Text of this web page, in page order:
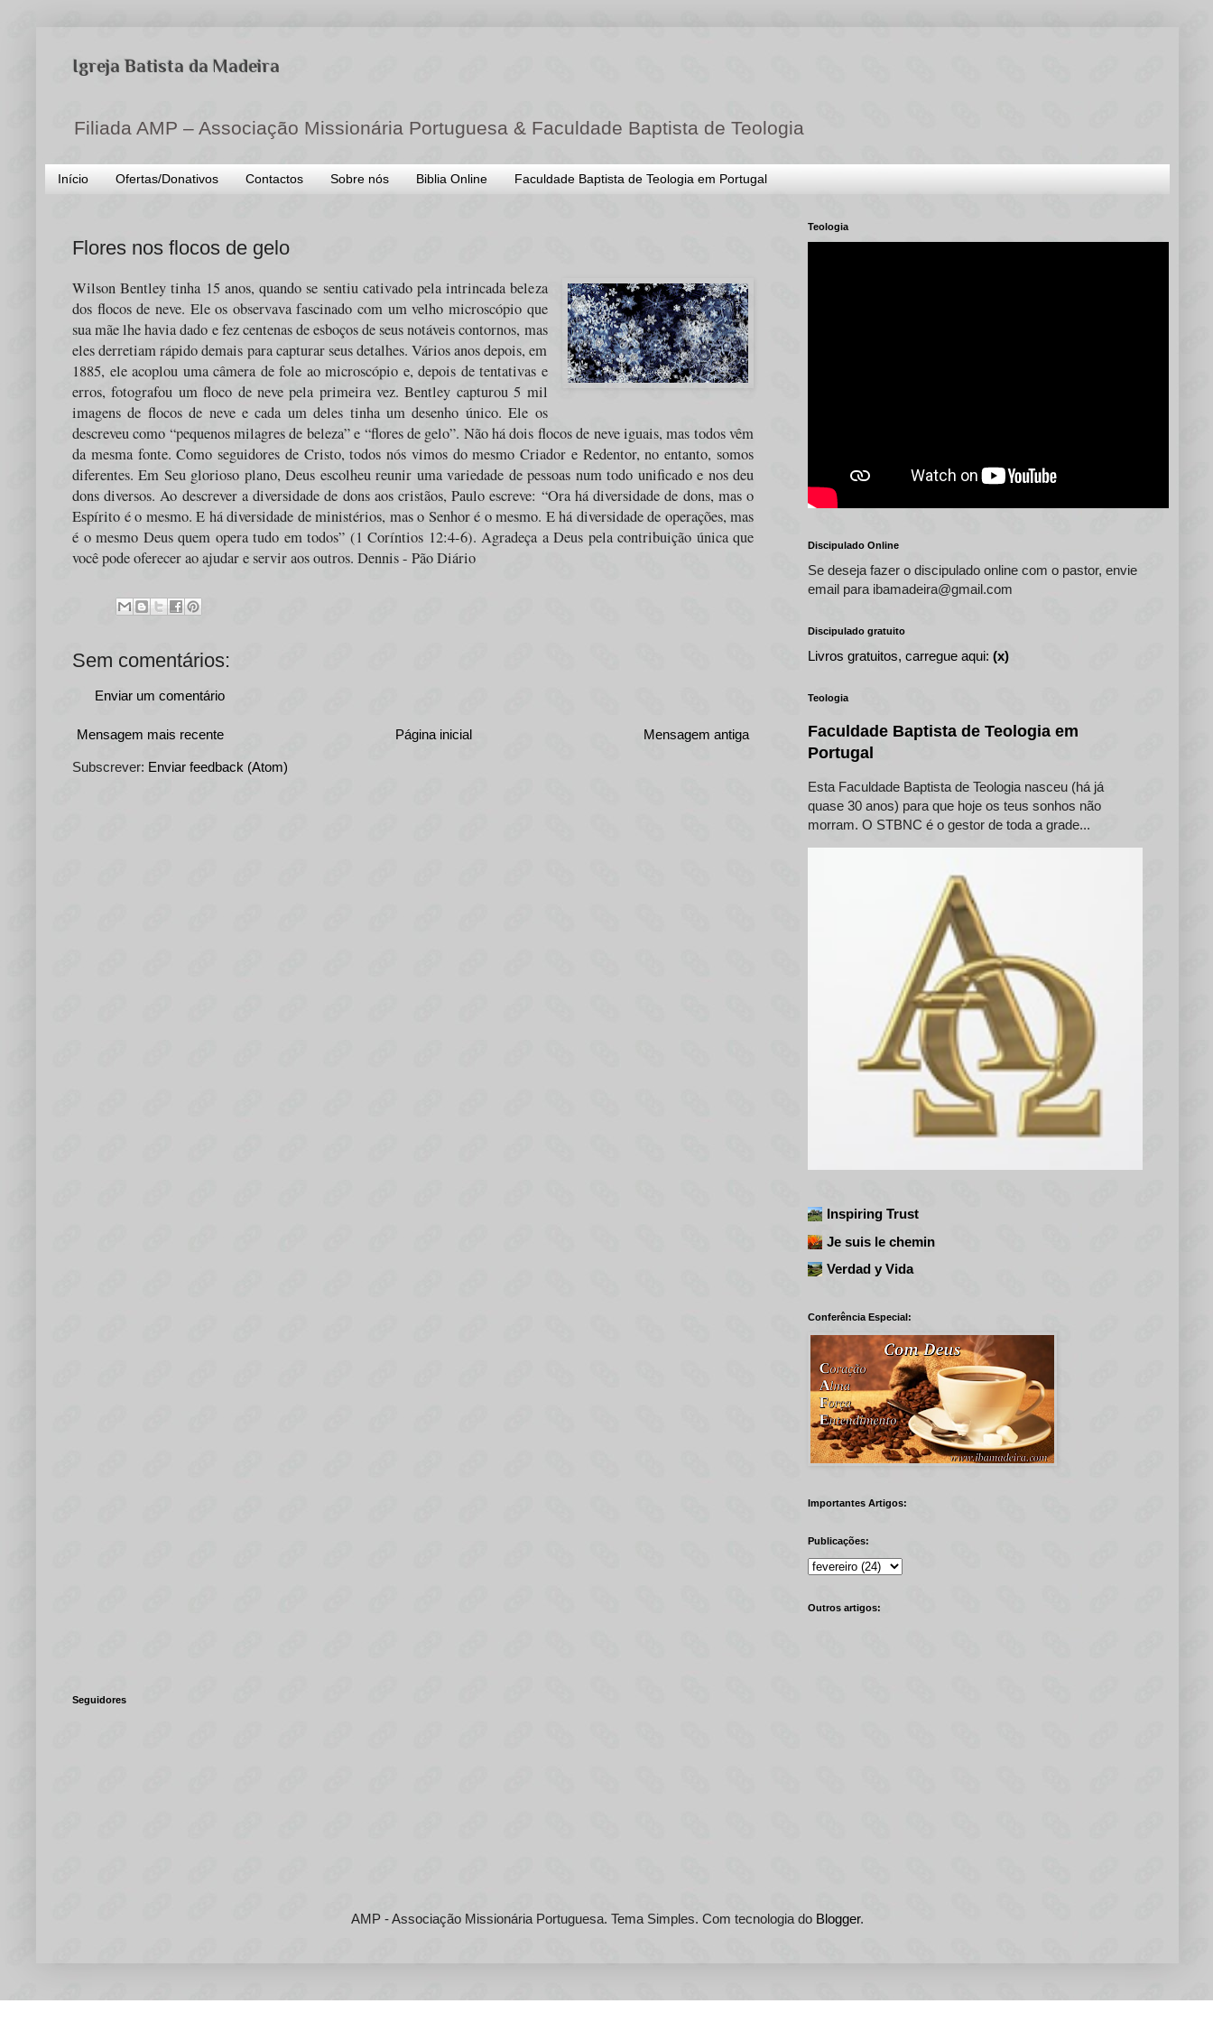
Igreja Batista da Madeira
Filiada AMP – Associação Missionária Portuguesa & Faculdade Baptista de Teologia
Início Ofertas/Donativos Contactos Sobre nós Biblia Online Faculdade Baptista de Teologia em Portugal
Flores nos flocos de gelo
Wilson Bentley tinha 15 anos, quando se sentiu cativado pela intrincada beleza
dos flocos de neve. Ele os observava fascinado com um velho microscópio que
sua mãe lhe havia dado e fez centenas de esboços de seus notáveis contornos, mas
eles derretiam rápido demais para capturar seus detalhes. Vários anos depois, em
1885, ele acoplou uma câmera de fole ao microscópio e, depois de tentativas e
erros, fotografou um floco de neve pela primeira vez. Bentley capturou 5 mil
imagens de flocos de neve e cada um deles tinha um desenho único. Ele os
descreveu como “pequenos milagres de beleza” e “flores de gelo”. Não há dois flocos de neve iguais, mas todos vêm
da mesma fonte. Como seguidores de Cristo, todos nós vimos do mesmo Criador e Redentor, no entanto, somos
diferentes. Em Seu glorioso plano, Deus escolheu reunir uma variedade de pessoas num todo unificado e nos deu
dons diversos. Ao descrever a diversidade de dons aos cristãos, Paulo escreve: “Ora há diversidade de dons, mas o
Espírito é o mesmo. E há diversidade de ministérios, mas o Senhor é o mesmo. E há diversidade de operações, mas
é o mesmo Deus quem opera tudo em todos” (1 Coríntios 12:4-6). Agradeça a Deus pela contribuição única que
você pode oferecer ao ajudar e servir aos outros. Dennis - Pão Diário
Sem comentários:
Enviar um comentário
Mensagem mais recente Mensagem antiga
Página inicial
Subscrever: Enviar feedback (Atom)
Teologia
Discipulado Online
Se deseja fazer o discipulado online com o pastor, envie
email para ibamadeira@gmail.com
Discipulado gratuito
Livros gratuitos, carregue aqui: (x)
Teologia
Faculdade Baptista de Teologia em
Portugal
Esta Faculdade Baptista de Teologia nasceu (há já
quase 30 anos) para que hoje os teus sonhos não
morram. O STBNC é o gestor de toda a grade...
Inspiring Trust
Je suis le chemin
Verdad y Vida
Conferência Especial:
Importantes Artigos:
Publicações:
Outros artigos:
Seguidores
AMP - Associação Missionária Portuguesa. Tema Simples. Com tecnologia do Blogger.